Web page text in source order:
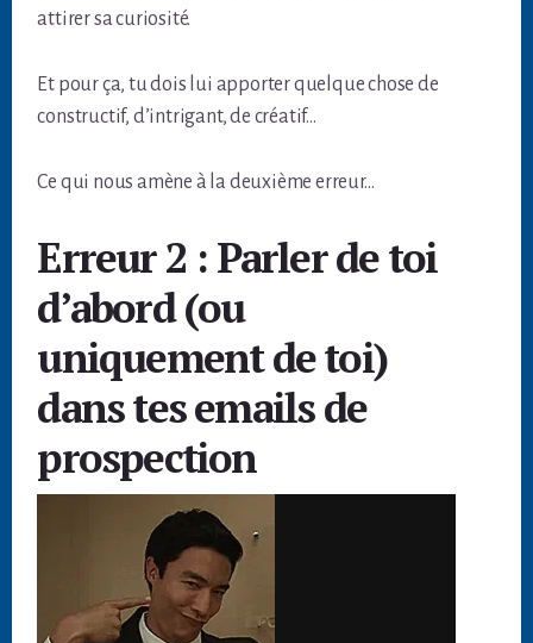
attirer sa curiosité.
Et pour ça, tu dois lui apporter quelque chose de
constructif, d’intrigant, de créatif…
Ce qui nous amène à la deuxième erreur…
Erreur 2 : Parler de toi
d’abord (ou
uniquement de toi)
dans tes emails de
prospection